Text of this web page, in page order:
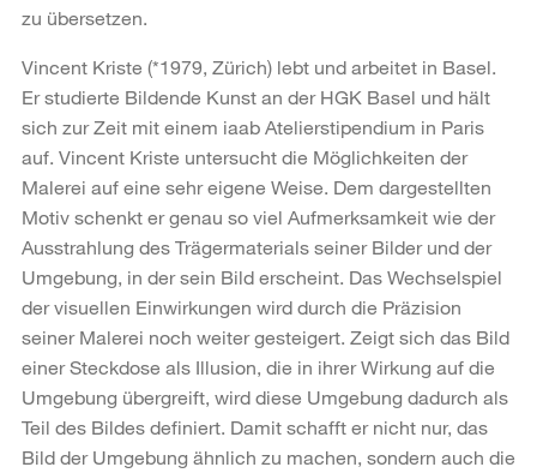
zu übersetzen.
Vincent Kriste (*1979, Zürich) lebt und arbeitet in Basel.
Er studierte Bildende Kunst an der HGK Basel und hält
sich zur Zeit mit einem iaab Atelierstipendium in Paris
auf. Vincent Kriste untersucht die Möglichkeiten der
Malerei auf eine sehr eigene Weise. Dem dargestellten
Motiv schenkt er genau so viel Aufmerksamkeit wie der
Ausstrahlung des Trägermaterials seiner Bilder und der
Umgebung, in der sein Bild erscheint. Das Wechselspiel
der visuellen Einwirkungen wird durch die Präzision
seiner Malerei noch weiter gesteigert. Zeigt sich das Bild
einer Steckdose als Illusion, die in ihrer Wirkung auf die
Umgebung übergreift, wird diese Umgebung dadurch als
Teil des Bildes definiert. Damit schafft er nicht nur, das
Bild der Umgebung ähnlich zu machen, sondern auch die